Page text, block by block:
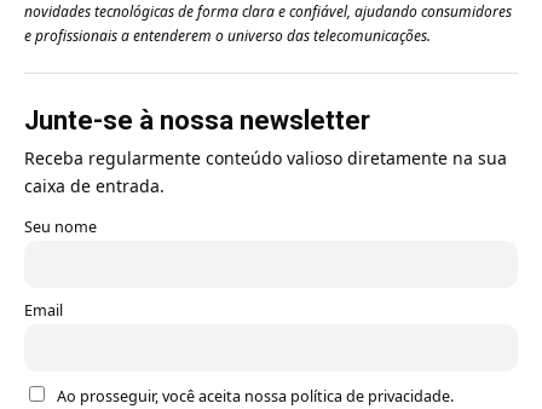
novidades tecnológicas de forma clara e confiável, ajudando consumidores
e profissionais a entenderem o universo das telecomunicações.
Junte-se à nossa newsletter
Receba regularmente conteúdo valioso diretamente na sua
caixa de entrada.
Seu nome
Email
Ao prosseguir, você aceita nossa política de privacidade.